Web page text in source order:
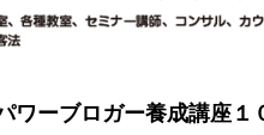
ワーブロガー養成講座１